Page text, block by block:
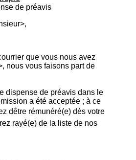
de préavis
que vous nous avez
nous vous faisons part de
dispense de préavis dans le
a été acceptée ; à ce
dêtre rémunéré(e) dès votre
rayé(e) de la liste de nos